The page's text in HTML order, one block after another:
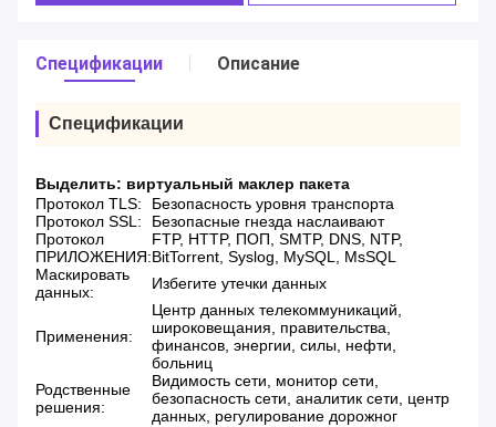
Спецификации Описание
Спецификации
Выделить: виртуальный маклер пакета
Протокол TLS:
Безопасность уровня транспорта
Протокол SSL:
Безопасные гнезда наслаивают
Протокол
ПРИЛОЖЕНИЯ:
FTP, HTTP, ПОП, SMTP, DNS, NTP,
BitTorrent, Syslog, MySQL, MsSQL
Маскировать
данных:
Избегите утечки данных
Применения:
Центр данных телекоммуникаций,
широковещания, правительства,
финансов, энергии, силы, нефти,
больниц
Родственные
решения:
Видимость сети, монитор сети,
безопасность сети, аналитик сети, центр
данных, регулирование дорожног